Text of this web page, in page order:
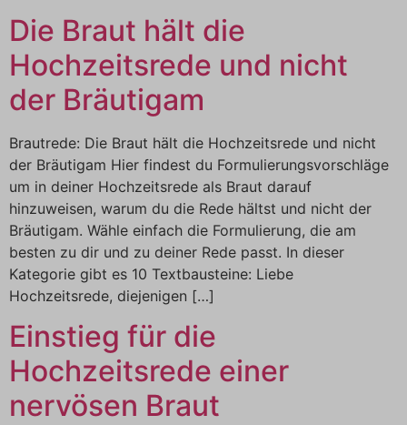
Die Braut hält die
Hochzeitsrede und nicht
der Bräutigam
Brautrede: Die Braut hält die Hochzeitsrede und nicht
der Bräutigam Hier findest du Formulierungsvorschläge
um in deiner Hochzeitsrede als Braut darauf
hinzuweisen, warum du die Rede hältst und nicht der
Bräutigam. Wähle einfach die Formulierung, die am
besten zu dir und zu deiner Rede passt. In dieser
Kategorie gibt es 10 Textbausteine: Liebe
Hochzeitsrede, diejenigen […]
Einstieg für die
Hochzeitsrede einer
nervösen Braut